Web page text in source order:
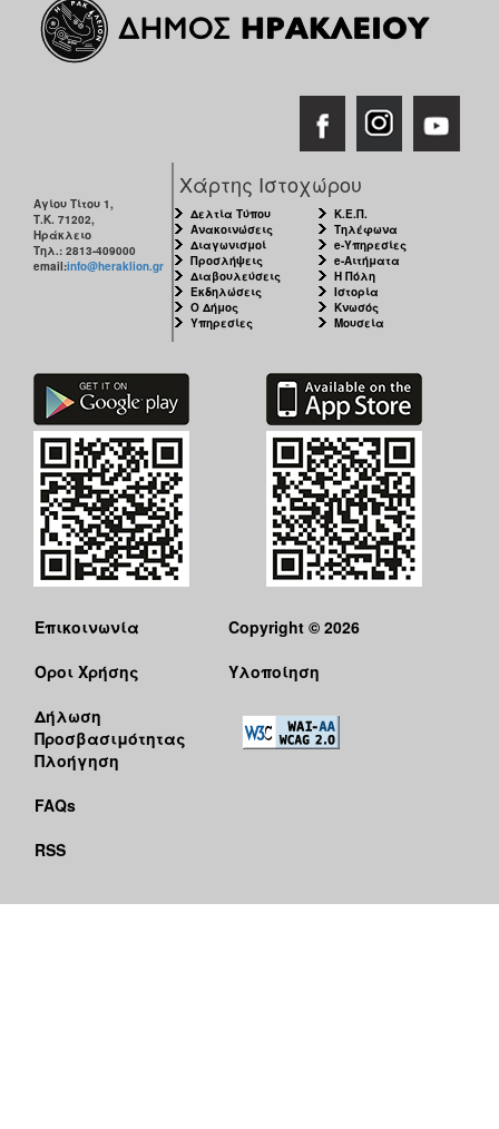
Αγίου Τίτου 1,
Τ.Κ. 71202,
Ηράκλειο
Τηλ.: 2813-409000
email:info@heraklion.gr
Χάρτης Ιστοχώρου
Δελτία Τύπου
Ανακοινώσεις
Διαγωνισμοί
Προσλήψεις
Διαβουλεύσεις
Εκδηλώσεις
Ο Δήμος
Υπηρεσίες
Κ.Ε.Π.
Τηλέφωνα
e-Υπηρεσίες
e-Αιτήματα
Η Πόλη
Ιστορία
Κνωσός
Μουσεία
Επικοινωνία
Όροι Χρήσης
Δήλωση
Προσβασιμότητας
Πλοήγηση
FAQs
RSS
Copyright © 2026
Υλοποίηση